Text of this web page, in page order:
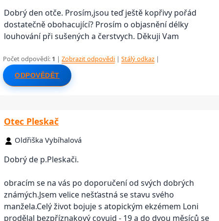
Dobrý den otče. Prosím,jsou teď ještě kopřivy pořád
dostatečně obohacující? Prosím o objasnění délky
louhování při sušených a čerstvych. Děkuji Vam
Počet odpovědí: 1 |Zobrazit odpovědi |Stálý odkaz |
ODPOVĚDĚT
Otec Pleskač
Oldřiška Vybíhalová
Dobrý de p.Pleskači.
obracím se na vás po doporučení od svých dobrých
známých.Jsem velice nešťastná se stavu svého
manžela.Celý život bojuje s atopickým ekzémem Loni
prodělal bezpříznakový covuid - 19 a do dvou měsíců se